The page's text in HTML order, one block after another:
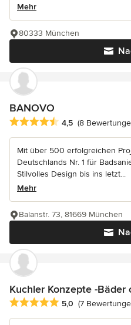
Mehr
80333 München
BANOVO
Durchschnittliche Bewertung:
4,5 (8
Mit über 500 erfolgreichen
Deutschlands Nr. 1 für
Stilvolles Design bis ins letzt...
Mehr
Balanstr. 73, 81669 München
Kuchler Konzepte -Bäder
Durchschnittliche Bewertung:
5,0 (7